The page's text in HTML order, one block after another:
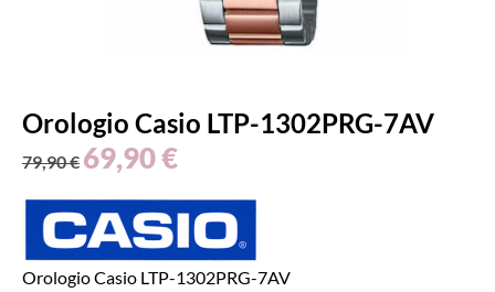
Orologio Casio LTP-1302PRG-7AV
79,90€ 69,90€
Orologio Casio LTP-1302PRG-7AV